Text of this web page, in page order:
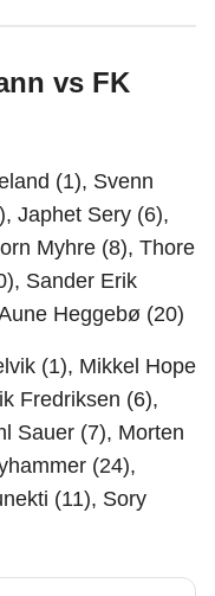
vs FK
(1), Svenn
Japhet Sery (6),
Myhre (8), Thore
Sander Erik
Heggebø (20)
(1), Mikkel Hope
Fredriksen (6),
Sauer (7), Morten
(24),
(11), Sory